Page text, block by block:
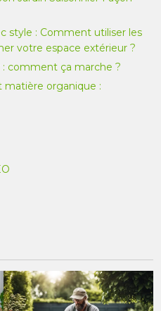
style : Comment utiliser les
votre espace extérieur ?
comment ça marche ?
matière organique :